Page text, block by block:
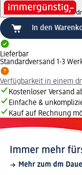
In den
Lieferbar
Standardversand 1-3
Verfügbarkeit in einem
Kostenloser Versand
Einfache &
Kauf auf Rechnung
Immer mehr
Mehr zum dm